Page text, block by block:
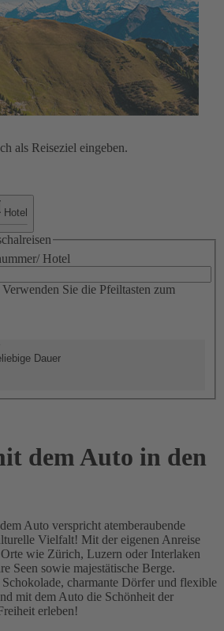
als Reiseziel eingeben.
Hotel
Hotel
Sie die Pfeiltasten zum
Dauer
dem Auto in den
Auto verspricht atemberaubende
Vielfalt! Mit der eigenen Anreise
wie Zürich, Luzern oder Interlaken
Seen sowie majestätische Berge.
charmante Dörfer und flexible
mit dem Auto die Schönheit der
erleben!